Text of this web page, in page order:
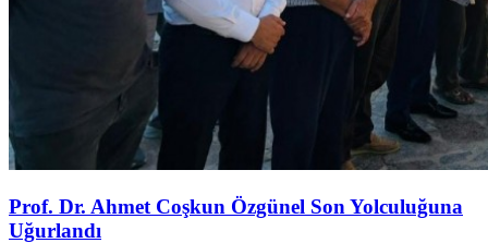
Prof. Dr. Ahmet Coşkun Özgünel Son Yolculuğuna
Uğurlandı